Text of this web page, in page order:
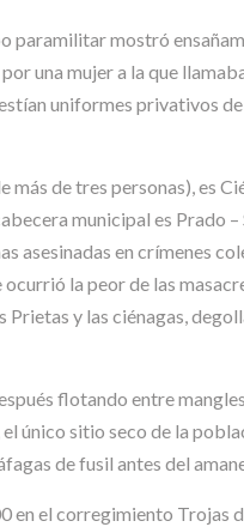
paramilitar mostró
una mujer a la que
uniformes privativos
de tres personas), es
municipal es Prado
asesinadas en crímenes
la peor de las
y las ciénagas,
flotando entre
único sitio seco de la
de fusil antes del
el corregimiento